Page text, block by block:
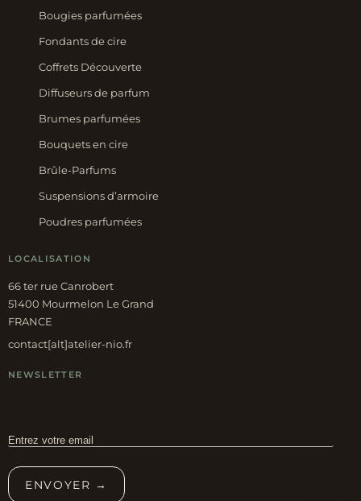
Bougies parfumées
Fondants de cire
Coffrets Découverte
Diffuseurs de parfum
Brumes parfumées
Bouquets en cire
Brûle-Parfums
Suspensions d’armoire
Poudres parfumées
LOCALISATION
66 ter rue Canrobert
51400 Mourmelon Le Grand
FRANCE
contact[alt]atelier-nio.fr
NEWSLETTER
ENVOYER →